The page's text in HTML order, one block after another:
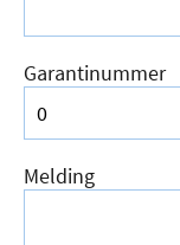
Garantinummer
Melding